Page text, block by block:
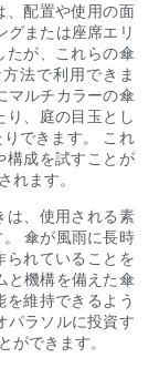
、配置や使用の面
グまたは座席エリ
たが、これらの傘
法で利用できま
マルチカラーの傘
り、庭の目玉とし
できます。 これ
構成を試すことが
れます。
は、使用される素
傘が風雨に長時
られていることを
と機構を備えた傘
維持できるよう
パラソルに投資す
ができます。